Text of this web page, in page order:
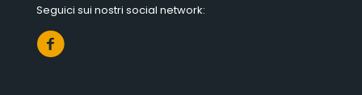
Seguici sui nostri social network: